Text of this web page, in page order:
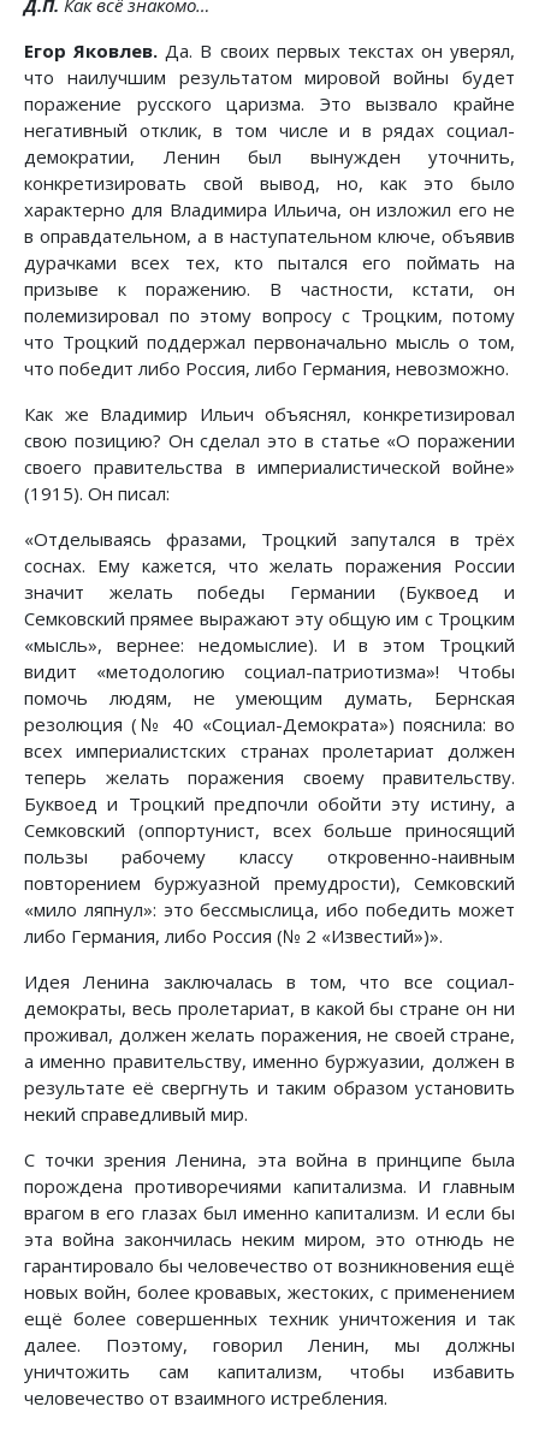
Д.П. Как всё знакомо…
Егор Яковлев. Да. В своих первых текстах он уверял,
что наилучшим результатом мировой войны будет
поражение русского царизма. Это вызвало крайне
негативный отклик, в том числе и в рядах социал-
демократии, Ленин был вынужден уточнить,
конкретизировать свой вывод, но, как это было
характерно для Владимира Ильича, он изложил его не
в оправдательном, а в наступательном ключе, объявив
дурачками всех тех, кто пытался его поймать на
призыве к поражению. В частности, кстати, он
полемизировал по этому вопросу с Троцким, потому
что Троцкий поддержал первоначально мысль о том,
что победит либо Россия, либо Германия, невозможно.
Как же Владимир Ильич объяснял, конкретизировал
свою позицию? Он сделал это в статье «О поражении
своего правительства в империалистической войне»
(1915). Он писал:
«Отделываясь фразами, Троцкий запутался в трёх
соснах. Ему кажется, что желать поражения России
значит желать победы Германии (Буквоед и
Семковский прямее выражают эту общую им с Троцким
«мысль», вернее: недомыслие). И в этом Троцкий
видит «методологию социал-патриотизма»! Чтобы
помочь людям, не умеющим думать, Бернская
резолюция (№ 40 «Социал-Демократа») пояснила: во
всех империалистских странах пролетариат должен
теперь желать поражения своему правительству.
Буквоед и Троцкий предпочли обойти эту истину, а
Семковский (оппортунист, всех больше приносящий
пользы рабочему классу откровенно-наивным
повторением буржуазной премудрости), Семковский
«мило ляпнул»: это бессмыслица, ибо победить может
либо Германия, либо Россия (№ 2 «Известий»)».
Идея Ленина заключалась в том, что все социал-
демократы, весь пролетариат, в какой бы стране он ни
проживал, должен желать поражения, не своей стране,
а именно правительству, именно буржуазии, должен в
результате её свергнуть и таким образом установить
некий справедливый мир.
С точки зрения Ленина, эта война в принципе была
порождена противоречиями капитализма. И главным
врагом в его глазах был именно капитализм. И если бы
эта война закончилась неким миром, это отнюдь не
гарантировало бы человечество от возникновения ещё
новых войн, более кровавых, жестоких, с применением
ещё более совершенных техник уничтожения и так
далее. Поэтому, говорил Ленин, мы должны
уничтожить сам капитализм, чтобы избавить
человечество от взаимного истребления.